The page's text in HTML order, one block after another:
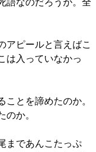
語なのだろうか。全
アピールと言えばこ
は入っていなかっ
ことを諦めたのか。
のか。
まであんこたっぷ